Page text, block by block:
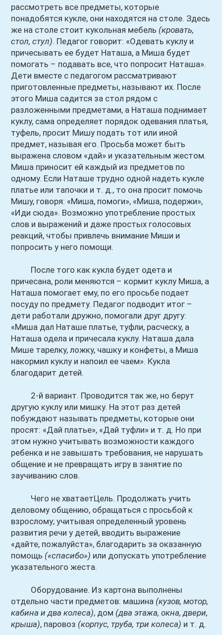
рассмотреть все предметы, которые
понадобятся кукле, они находятся на столе. Здесь
же на столе стоит кукольная мебель (кровать,
стол, стул). Педагог говорит: «Одевать куклу и
причесывать ее будет Наташа, а Миша будет
помогать – подавать все, что попросит Наташа».
Дети вместе с педагогом рассматривают
приготовленные предметы, называют их. После
этого Миша садится за стол рядом с
разложенными предметами, а Наташа поднимает
куклу, сама определяет порядок одевания платья,
туфель, просит Мишу подать тот или иной
предмет, называя его. Просьба может быть
выражена словом «дай» и указательным жестом.
Миша приносит ей каждый из предметов по
одному. Если Наташе трудно одной надеть кукле
платье или тапочки и т. д., то она просит помочь
Мишу, говоря: «Миша, помоги», «Миша, подержи»,
«Иди сюда». Возможно употребление простых
слов и выражений и даже простых голосовых
реакций, чтобы привлечь внимание Миши и
попросить у него помощи.
После того как кукла будет одета и
причесана, роли меняются – кормит куклу Миша, а
Наташа помогает ему, по его просьбе подает
посуду по предмету. Педагог подводит итог –
дети работали дружно, помогали друг другу:
«Миша дал Наташе платье, туфли, расческу, а
Наташа одела и причесала куклу. Наташа дала
Мише тарелку, ложку, чашку и конфеты, а Миша
накормил куклу и напоил ее чаем». Кукла
благодарит детей.
2-й вариант. Проводится так же, но берут
другую куклу или мишку. На этот раз детей
побуждают называть предметы, которые они
просят: «Дай платье», «Дай туфли» и т. д. Но при
этом нужно учитывать возможности каждого
ребенка и не завышать требования, не нарушать
общение и не превращать игру в занятие по
заучиванию слов.
Чего не хватаетЦель. Продолжать учить
деловому общению, обращаться с просьбой к
взрослому; учитывая определенный уровень
развития речи у детей, вводить выражение
«дайте, пожалуйста», благодарить за оказанную
помощь («спасибо») или допускать употребление
указательного жеста.
Оборудование. Из картона выполнены
отдельно части предметов: машина (кузов, мотор,
кабина и два колеса), дом (два этажа, окна, двери,
крыша), паровоз (корпус, труба, три колеса) и т. д.